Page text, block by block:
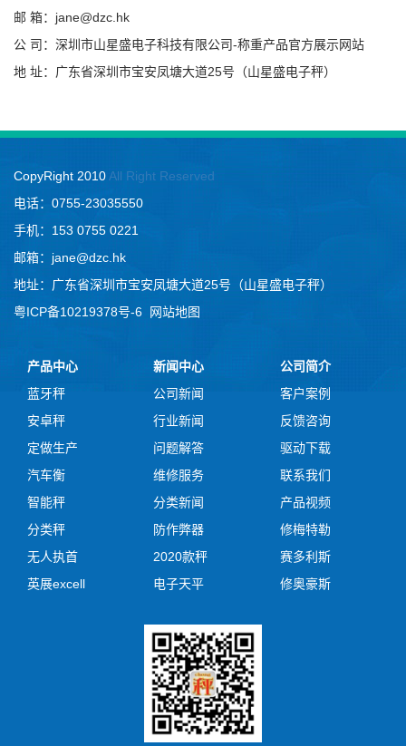
邮 箱：jane@dzc.hk
公 司：深圳市山星盛电子科技有限公司-称重产品官方展示网站
地 址：广东省深圳市宝安凤塘大道25号（山星盛电子秤）
CopyRight 2010 All Right Reserved
电话：0755-23035550
手机：153 0755 0221
邮箱：jane@dzc.hk
地址：广东省深圳市宝安凤塘大道25号（山星盛电子秤）
粤ICP备10219378号-6
网站地图
产品中心
蓝牙秤
安卓秤
定做生产
汽车衡
智能秤
分类秤
无人执首
英展excell
新闻中心
公司新闻
行业新闻
问题解答
维修服务
分类新闻
防作弊器
2020款秤
电子天平
公司简介
客户案例
反馈咨询
驱动下载
联系我们
产品视频
修梅特勒
赛多利斯
修奥豪斯